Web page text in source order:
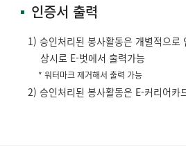
인증서 출력
1) 승인처리된 봉사활동은 개별적으로
상시로 E-벗에서 출력가능
* 워터마크 제거해서 출력 가능
2) 승인처리된 봉사활동은 E-커리어카